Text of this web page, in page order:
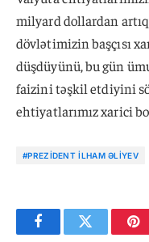
milyard dollardan
dövlətimizin başçısı
düşdüyünü, bu gün
faizini təşkil etdiyini
ehtiyatlarımız xarici
#PREZIDENT İLHAM ƏLIYEV
FacebookTwitter